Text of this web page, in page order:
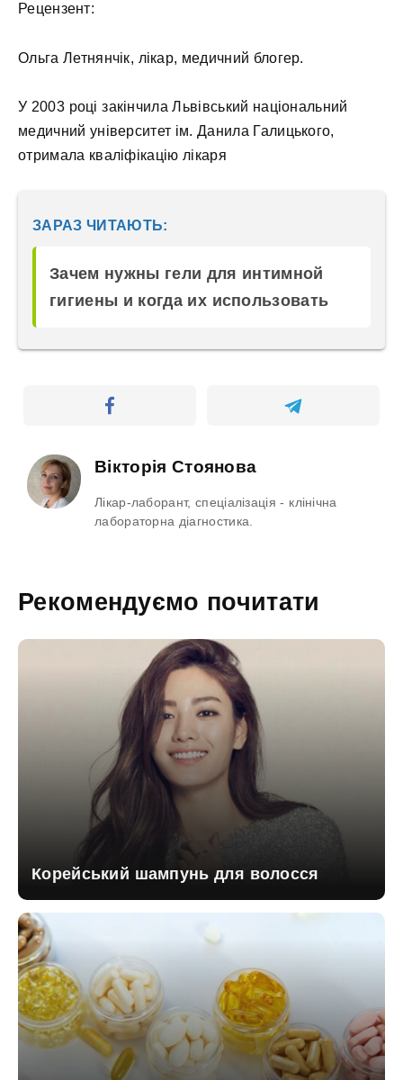
Рецензент:
Ольга Летнянчік, лікар, медичний блогер.
У 2003 році закінчила Львівський національний
медичний університет ім. Данила Галицького,
отримала кваліфікацію лікаря
ЗАРАЗ ЧИТАЮТЬ:
Зачем нужны гели для интимной
гигиены и когда их использовать
Вікторія Стоянова
Лікар-лаборант, спеціалізація - клінічна
лабораторна діагностика.
Рекомендуємо почитати
Корейський шампунь для волосся